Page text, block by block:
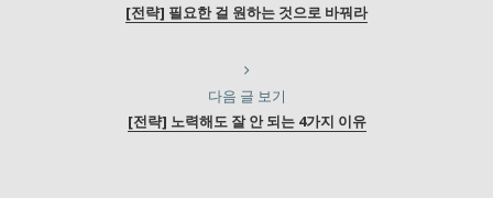
[전략] 필요한 걸 원하는 것으로 바꿔라
다음 글 보기
[전략] 노력해도 잘 안 되는 4가지 이유